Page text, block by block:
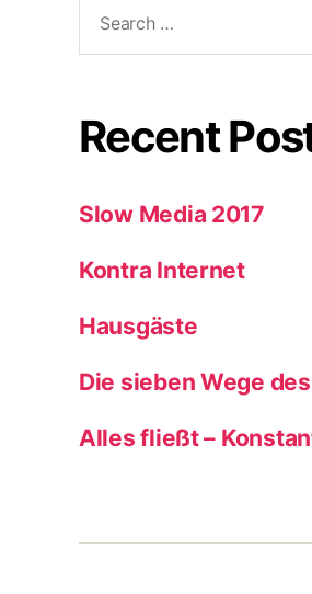
for:
Recent
Slow Media 2017
Kontra Internet
Hausgäste
Die sieben Wege
Alles fließt –